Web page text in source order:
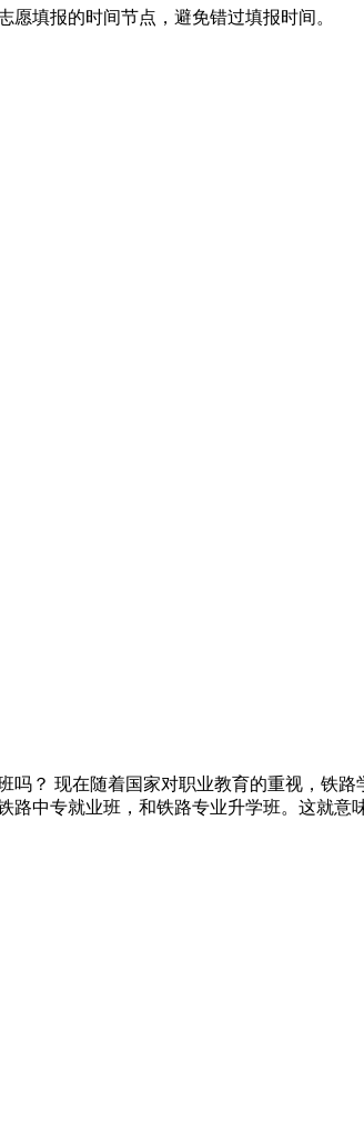
填报的时间节点，避免错过填报时间。
？ 现在随着国家对职业教育的重视，铁
中专就业班，和铁路专业升学班。这就意